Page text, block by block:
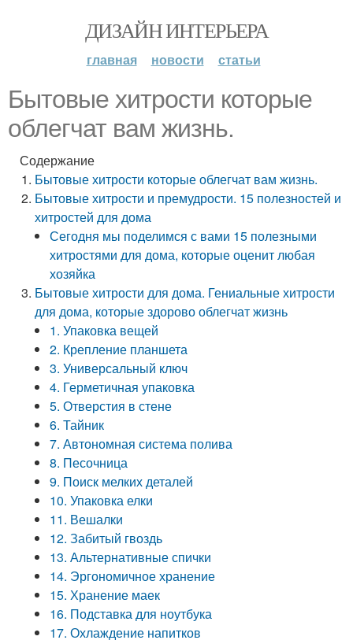
ДИЗАЙН ИНТЕРЬЕРА
главная новости статьи
Бытовые хитрости которые
облегчат вам жизнь.
Содержание
Бытовые хитрости которые облегчат вам жизнь.
Бытовые хитрости и премудрости. 15 полезностей и
хитростей для дома
Сегодня мы поделимся с вами 15 полезными
хитростями для дома, которые оценит любая
хозяйка
Бытовые хитрости для дома. Гениальные хитрости
для дома, которые здорово облегчат жизнь
1. Упаковка вещей
2. Крепление планшета
3. Универсальный ключ
4. Герметичная упаковка
5. Отверстия в стене
6. Тайник
7. Автономная система полива
8. Песочница
9. Поиск мелких деталей
10. Упаковка елки
11. Вешалки
12. Забитый гвоздь
13. Альтернативные спички
14. Эргономичное хранение
15. Хранение маек
16. Подставка для ноутбука
17. Охлаждение напитков